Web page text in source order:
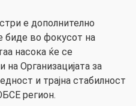
е дополнително
биде во фокусот на
насока ќе се
Организацијата за
и трајна стабилност
регион.